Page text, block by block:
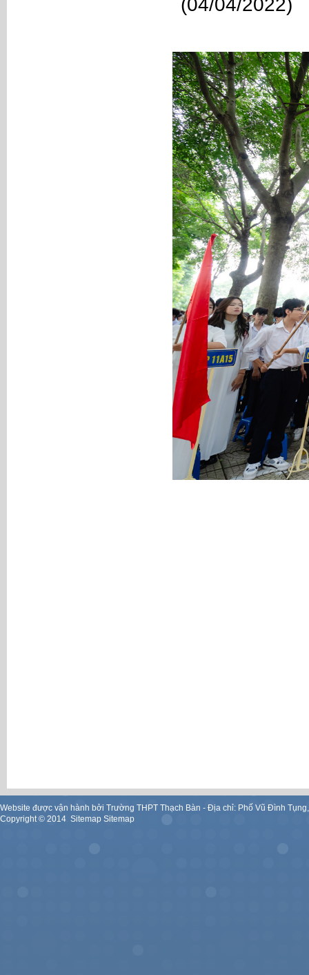
(04/04/2022)
Website được vận hành bởi Trường THPT Thạch Bàn - Địa chỉ: Phố Vũ Đình
Copyright © 2014. Sitemap Sitemap